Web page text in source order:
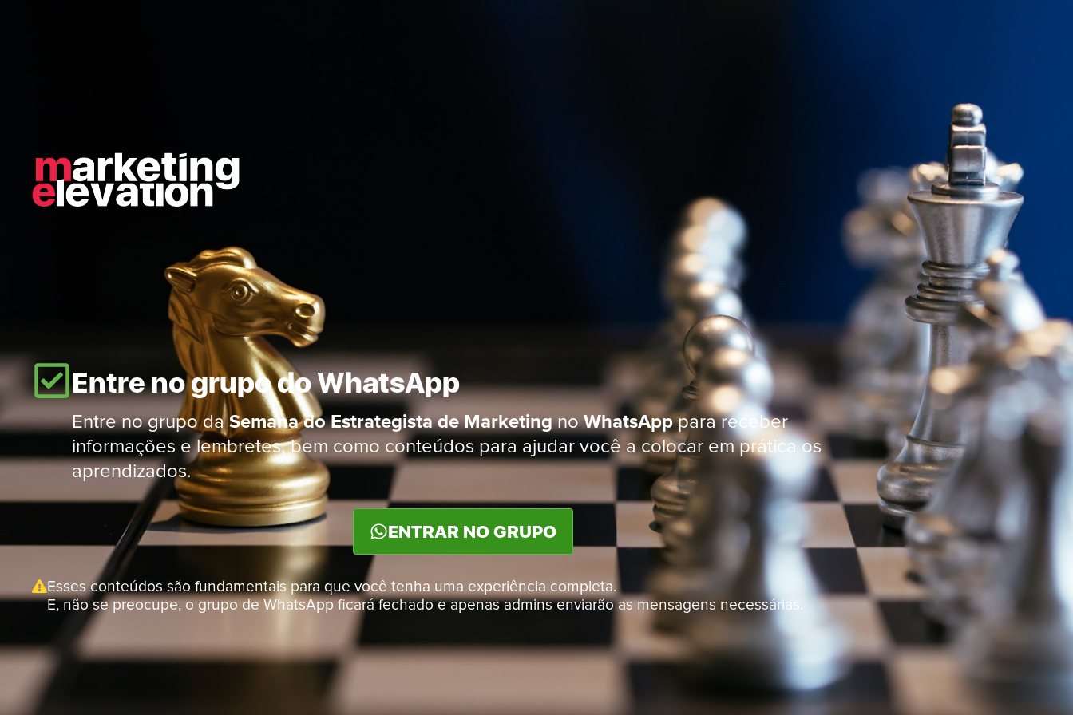
Entre no grupo do WhatsApp
Entre no grupo daSemana do Estrategista de MarketingnoWhatsApppara receber
informações e lembretes, bem como conteúdos para ajudar você a colocar em prática os
aprendizados.
ENTRAR NO GRUPO
Esses conteúdos são fundamentais para que você tenha uma experiência completa.
E, não se preocupe, o grupo de WhatsApp ficará fechado e apenas admins enviarão as mensagens necessárias.